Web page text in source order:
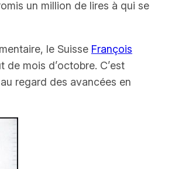
un million de lires à qui se
le Suisse François
mois d’octobre. C’est
regard des avancées en